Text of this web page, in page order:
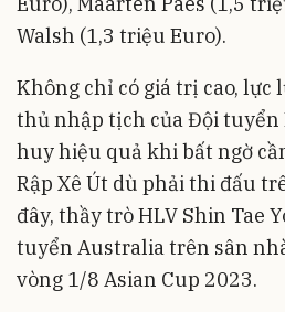
Walsh (1,3 triệu Euro).
Không chỉ có giá trị cao, lực
thủ nhập tịch của Đội tuyển
huy hiệu quả khi bất ngờ
Rập Xê Út dù phải thi đấu
đây, thầy trò HLV Shin Tae
tuyển Australia trên sân
vòng 1/8 Asian Cup 2023.